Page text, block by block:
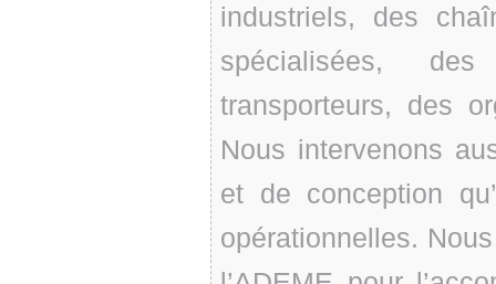
industriels, des
spécialisées,
transporteurs, des
Nous intervenons
et de conception
opérationnelles.